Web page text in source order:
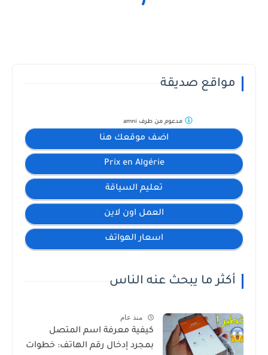
مواقع صديقة
اضف موقعك هنا
Prix en Algérie
تعليم السياقة
العمل اون لاين
اسعار الهواتف
مدعوم من طرف amni
أكثر ما يبحث عنه الناس
منذ عام
كيفية معرفة اسم المتصل
بمجرد إدخال رقم الهاتف: خطوات